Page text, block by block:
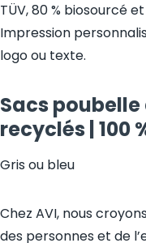
TÜV, 80 % biosourcé
Impression
logo ou texte.
Sacs poubelle
recyclés | 100
Gris ou bleu
Chez AVI, nous
des personnes et de